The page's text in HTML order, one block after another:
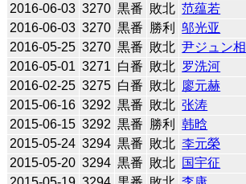
2016-06-03 3270 黒番 敗北 范蕴若
2016-06-03 3270 黒番 勝利 邬光亚
2016-05-25 3270 黒番 敗北 尹ジュン相
2016-05-01 3271 白番 敗北 罗洗河
2016-02-25 3275 白番 敗北 廖元赫
2015-06-16 3292 黒番 敗北 张涛
2015-06-15 3292 黒番 勝利 韩晗
2015-05-24 3294 黒番 敗北 李元榮
2015-05-20 3294 黒番 敗北 国宇征